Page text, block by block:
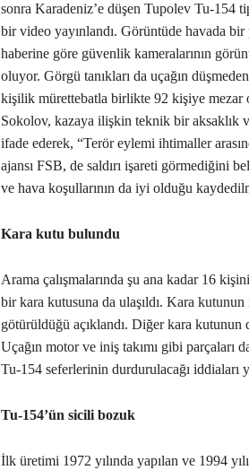
sonra Karadeniz’e düşen Tupolev Tu-154
bir video yayınlandı. Görüntüde havada
haberine göre güvenlik kameralarının
oluyor. Görgü tanıkları da uçağın
kişilik mürettebatla birlikte 92 kişiye mezar
Sokolov, kazaya ilişkin teknik bir aksaklık
ifade ederek, “Terör eylemi ihtimaller
ajansı FSB, de saldırı işareti görmediğini
ve hava koşullarının da iyi olduğu
Kara kutu bulundu
Arama çalışmalarında şu ana kadar 16
bir kara kutusuna da ulaşıldı. Kara
götürüldüğü açıklandı. Diğer kara
Uçağın motor ve iniş takımı gibi parçaları
Tu-154 seferlerinin durdurulacağı iddiaları
Tu-154’ün sicili bozuk
İlk üretimi 1972 yılında yapılan ve 1994